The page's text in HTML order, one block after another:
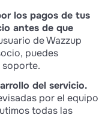
los pagos de tus
antes de que
de Wazzup
puedes
soporte.
del servicio.
por el equipo
todas las